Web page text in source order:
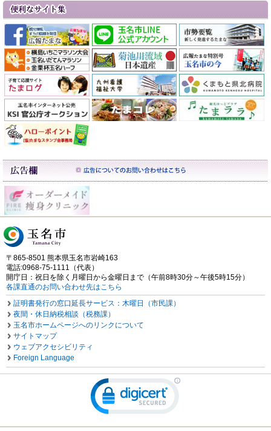
〒865-8501 熊本県玉名市岩崎163
電話:0968-75-1111（代表）
開庁日：祝日を除く月曜日から金曜日まで（午前8時30分～午後5時15分）
各課直通のお問い合わせ先はこちら
証明書発行の窓口延長サービス：木曜日（市民課）
夜間・休日納税相談（税務課）
玉名市ホームページへのリンクについて
サイトマップ
ウェブアクセシビリティ
Foreign Language